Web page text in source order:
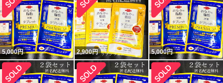
5,000円 2,900円 5,000円